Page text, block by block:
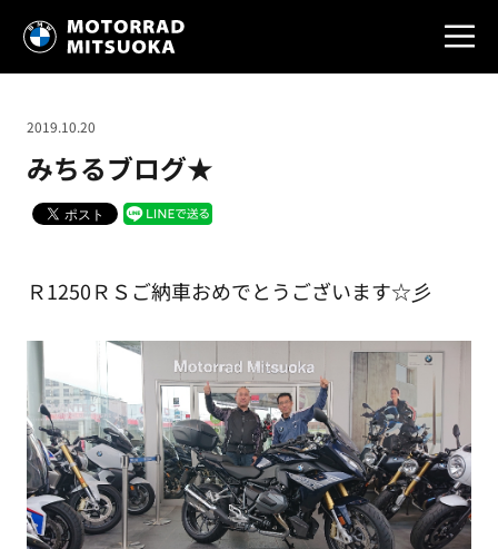
みちるブログ★
2019.10.20
Ｒ1250ＲＳご納車おめでとうございます☆彡